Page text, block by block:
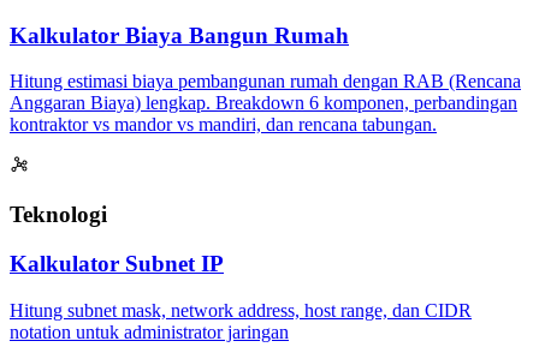
Kalkulator Biaya Bangun Rumah
Hitung estimasi biaya pembangunan rumah dengan RAB (Rencana
Anggaran Biaya) lengkap. Breakdown 6 komponen, perbandingan
kontraktor vs mandor vs mandiri, dan rencana tabungan.
Teknologi
Kalkulator Subnet IP
Hitung subnet mask, network address, host range, dan CIDR
notation untuk administrator jaringan